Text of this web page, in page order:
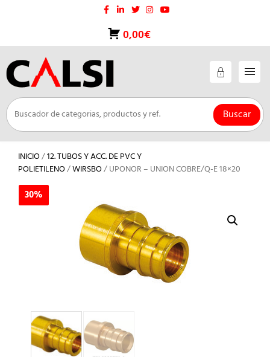
0,00€
Buscar
INICIO/12. TUBOS Y ACC. DE PVC Y
POLIETILENO/WIRSBO/ UPONOR – UNION COBRE/Q-E 18×20
30%
30%